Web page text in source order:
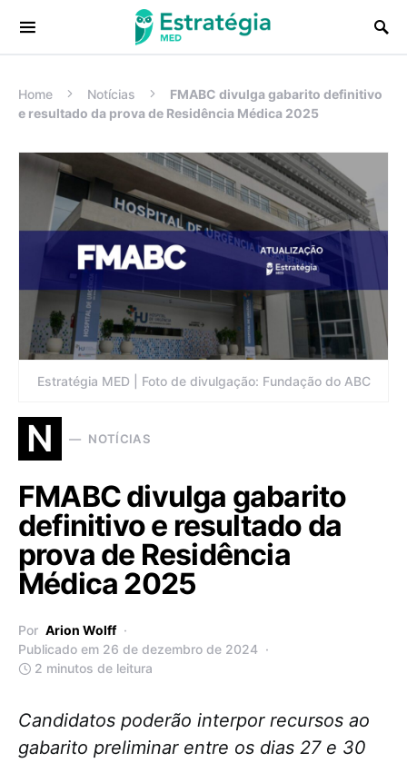
Procurar:
Home Notícias
FMABC divulga gabarito definitivo
e resultado da prova de Residência Médica 2025
Estratégia MED | Foto de divulgação: Fundação do ABC
N NOTÍCIAS
FMABC divulga gabarito
definitivo e resultado da
prova de Residência
Médica 2025
Por Arion Wolff
Publicado em 26 de dezembro de 2024
2 minutos de leitura
Candidatos poderão interpor recursos ao
gabarito preliminar entre os dias 27 e 30